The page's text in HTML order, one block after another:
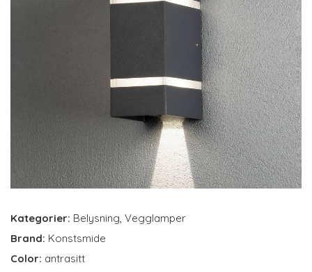
Kategorier: Belysning, Vegglamper
Brand: Konstsmide
Color: antrasitt